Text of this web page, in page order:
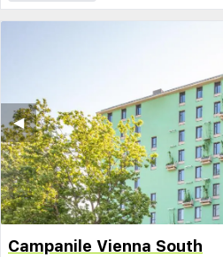
◀︎
Campanile Vienna South